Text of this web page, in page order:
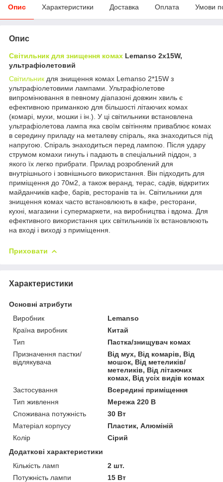
Опис Характеристики Доставка Оплата Умови
Опис
Світильник для знищення комах Lemanso 2х15W,
ультрафіолетовий
Світильник для знищення комах Lemanso 2*15W з
ультрафіолетовими лампами. Ультрафіолетове
випромінювання в певному діапазоні довжин хвиль є
ефективною приманкою для більшості літаючих комах
(комарі, мухи, мошки і ін.). У ці світильники встановлена
ультрафіолетова лампа яка своїм світінням приваблює комах
в середину приладу на металеву спіраль, яка знаходиться під
напругою. Спіраль знаходиться перед лампою. Після удару
струмом комахи гинуть і падають в спеціальний піддон, з
якого їх легко прибрати. Прилад розроблений для
внутрішнього і зовнішнього використання. Він підходить для
приміщення до 70м2, а також веранд, терас, садів, відкритих
майданчиків кафе, барів, ресторанів та ін. Світильники для
знищення комах часто встановлюють в кафе, ресторани,
кухні, магазини і супермаркети, на виробництва і вдома. Для
ефективного використання цих світильників їх встановлюють
на вході і виході з приміщення.
Приховати
Характеристики
Основні атрибути
Виробник
Lemanso
Країна виробник
Китай
Тип
Пастка/знищувач комах
Призначення пастки/
відлякувача
Від мух, Від комарів, Від
мошок, Від метеликів/
метеликів, Від літаючих
комах, Від усіх видів комах
Застосування
Всередині приміщення
Тип живлення
Мережа 220 В
Споживана потужність
30 Вт
Матеріал корпусу
Пластик, Алюміній
Колір
Сірий
Додаткові характеристики
Кількість ламп
2 шт.
Потужність лампи
15 Вт